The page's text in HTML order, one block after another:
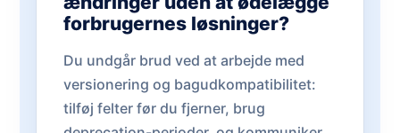
forbrugernes løsninger?
Du undgår brud ved at arbejde med
versionering og bagudkompatibilitet:
tilføj felter før du fjerner, brug